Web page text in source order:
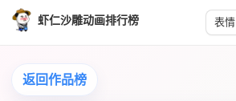
虾仁沙雕动画排行榜 表情
返回作品榜